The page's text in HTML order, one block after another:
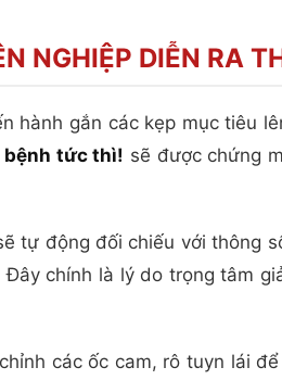
NGHIỆP DIỄN RA
gắn các kẹp mục tiêu
bệnh tức thì! sẽ được chứng
tự động đối chiếu với thông
chính là lý do trọng tâm
các ốc cam, rô tuyn lái